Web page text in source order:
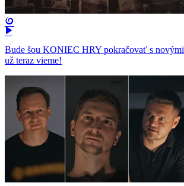
Bude šou KONIEC HRY pokračovať s
už teraz vieme!